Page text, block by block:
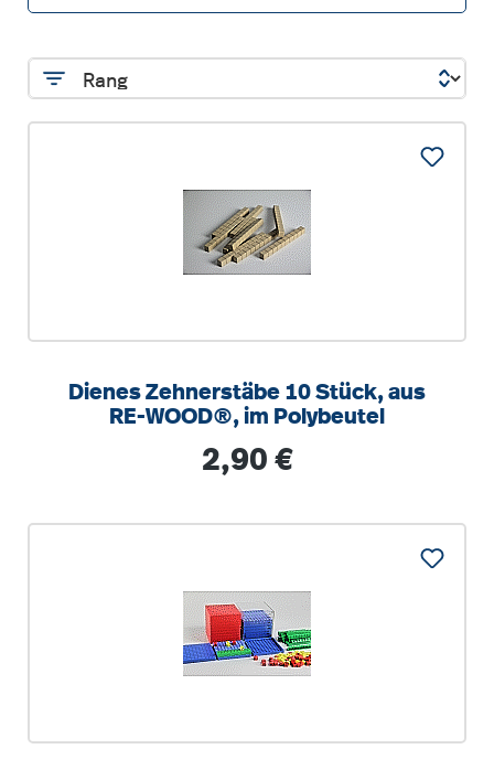
Dienes Zehnerstäbe 10 Stück, aus
RE-WOOD®, im Polybeutel
Regulärer Preis:
2,90 €